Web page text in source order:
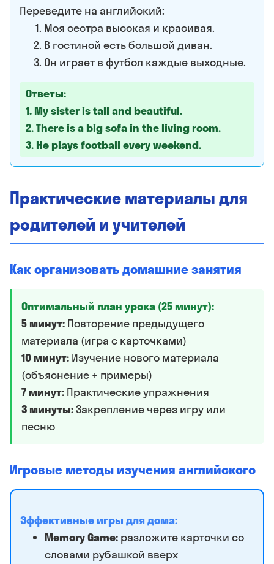
Переведите на английский:
Моя сестра высокая и красивая.
В гостиной есть большой диван.
Он играет в футбол каждые выходные.
Ответы:
1. My sister is tall and beautiful.
2. There is a big sofa in the living room.
3. He plays football every weekend.
Практические материалы для
родителей и учителей
Как организовать домашние занятия
Оптимальный план урока (25 минут):
5 минут: Повторение предыдущего
материала (игра с карточками)
10 минут: Изучение нового материала
(объяснение + примеры)
7 минут: Практические упражнения
3 минуты:Закрепление через игру или
песню
Игровые методы изучения английского
Эффективные игры для дома:
Memory Game: разложите карточки со
словами рубашкой вверх